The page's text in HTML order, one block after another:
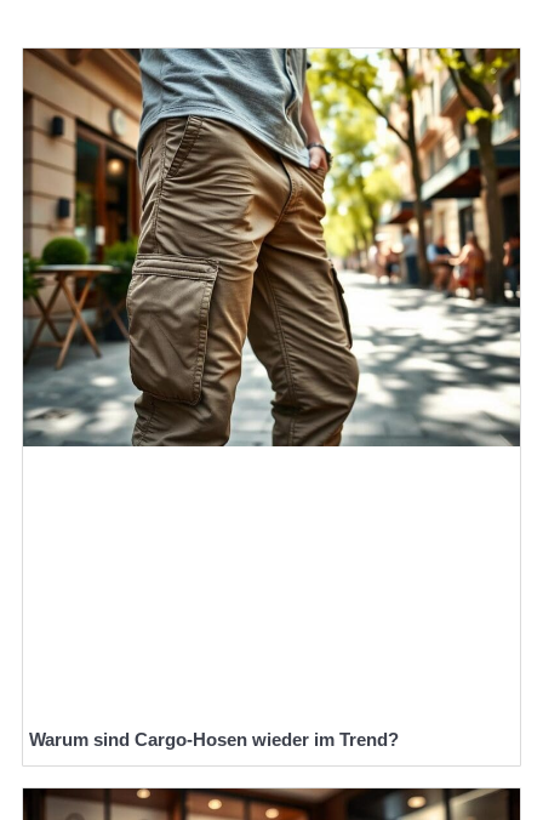
Warum sind Cargo-Hosen wieder im Trend?